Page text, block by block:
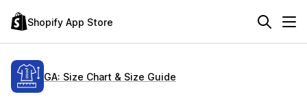
Shopify App Store
GA: Size Chart & Size Guide